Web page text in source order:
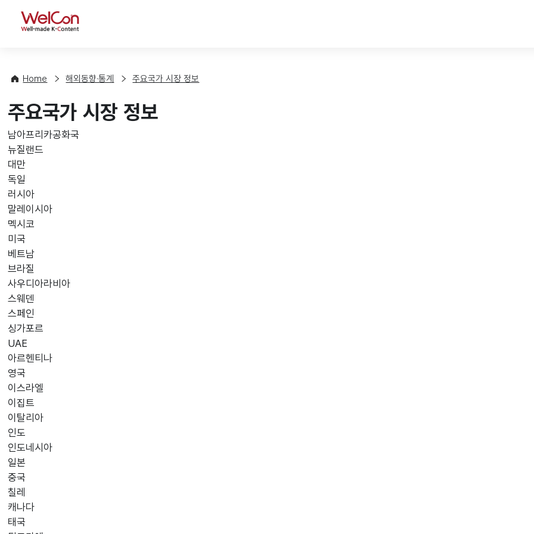
WelCon
Home 해외동향·통계 주요국가 시장 정보
주요국가 시장 정보
남아프리카공화국
뉴질랜드
대만
독일
러시아
말레이시아
멕시코
미국
베트남
브라질
사우디아라비아
스웨덴
스페인
싱가포르
UAE
아르헨티나
영국
이스라엘
이집트
이탈리아
인도
인도네시아
일본
중국
칠레
캐나다
태국